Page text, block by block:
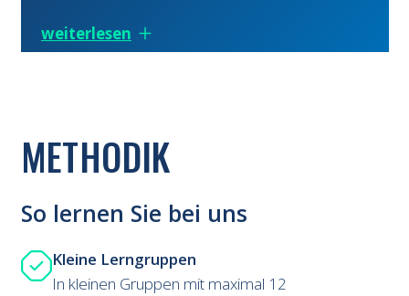
weiterlesen
METHODIK
So lernen Sie bei uns
Kleine Lerngruppen
In kleinen Gruppen mit maximal 12